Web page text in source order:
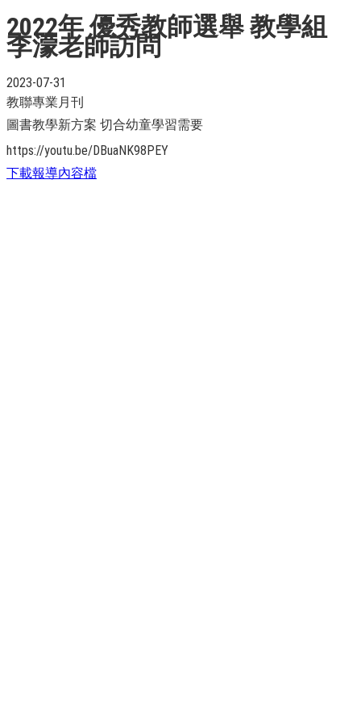
2022年 優秀教師選舉 教學組
李濛老師訪問
2023-07-31
教聯專業月刊
圖書教學新方案 切合幼童學習需要
https://youtu.be/DBuaNK98PEY
下載報導內容檔